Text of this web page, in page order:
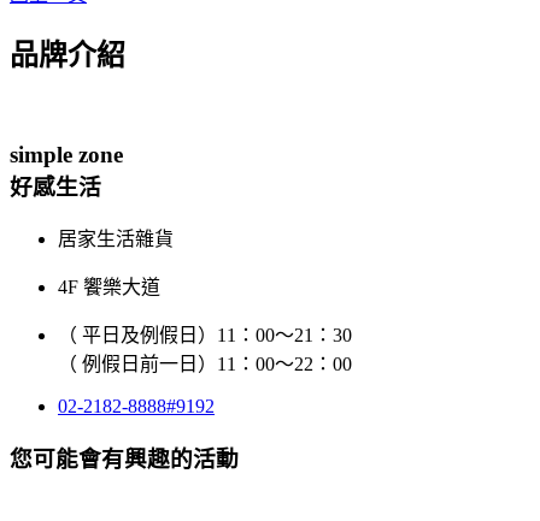
品牌介紹
simple zone
好感生活
居家生活雜貨
4F 饗樂大道
（ 平日及例假日）11：00～21：30
（ 例假日前一日）11：00～22：00
02-2182-8888#9192
您可能會有興趣的活動